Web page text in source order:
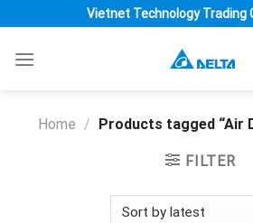
to
content
Vietnet Technology Trading
Home / Products tagged “Air
FILTER